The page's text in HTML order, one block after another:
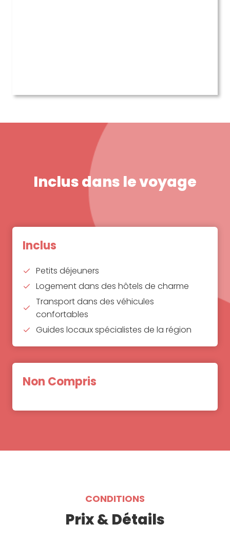
Inclus dans le voyage
Inclus
Petits déjeuners
Logement dans des hôtels de charme
Transport dans des véhicules
confortables
Guides locaux spécialistes de la région
Non Compris
CONDITIONS
Prix & Détails